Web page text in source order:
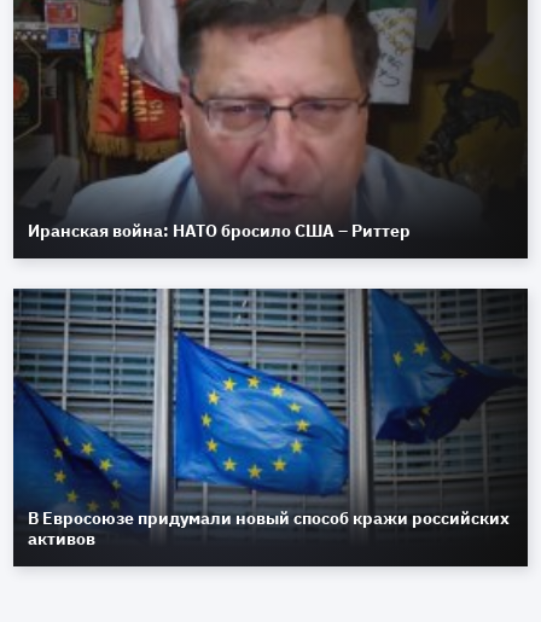
Иранская война: НАТО бросило США – Риттер
В Евросоюзе придумали новый способ кражи российских
активов